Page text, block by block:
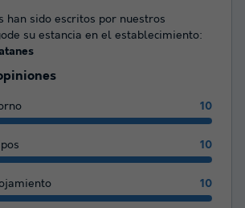
han sido escritos por nuestros
su estancia en el establecimiento:
10
10
10